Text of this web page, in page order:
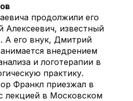
продолжили его
известный
А его внук, Дмитрий
внедрением
и логотерапии в
практику.
Франкл приезжал в
лекцией в Московском